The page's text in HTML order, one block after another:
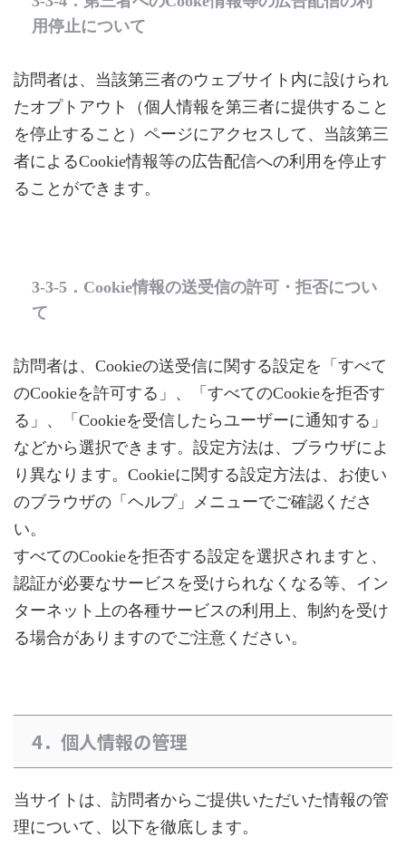
用停止について
訪問者は、当該第三者のウェブサイト内に設けられ
たオプトアウト（個人情報を第三者に提供すること
を停止すること）ページにアクセスして、当該第三
者によるCookie情報等の広告配信への利用を停止す
ることができます。
3-3-5．Cookie情報の送受信の許可・拒否につい
て
訪問者は、Cookieの送受信に関する設定を「すべて
のCookieを許可する」、「すべてのCookieを拒否す
る」、「Cookieを受信したらユーザーに通知する」
などから選択できます。設定方法は、ブラウザによ
り異なります。Cookieに関する設定方法は、お使い
のブラウザの「ヘルプ」メニューでご確認くださ
い。
すべてのCookieを拒否する設定を選択されますと、
認証が必要なサービスを受けられなくなる等、イン
ターネット上の各種サービスの利用上、制約を受け
る場合がありますのでご注意ください。
4．個人情報の管理
当サイトは、訪問者からご提供いただいた情報の管
理について、以下を徹底します。